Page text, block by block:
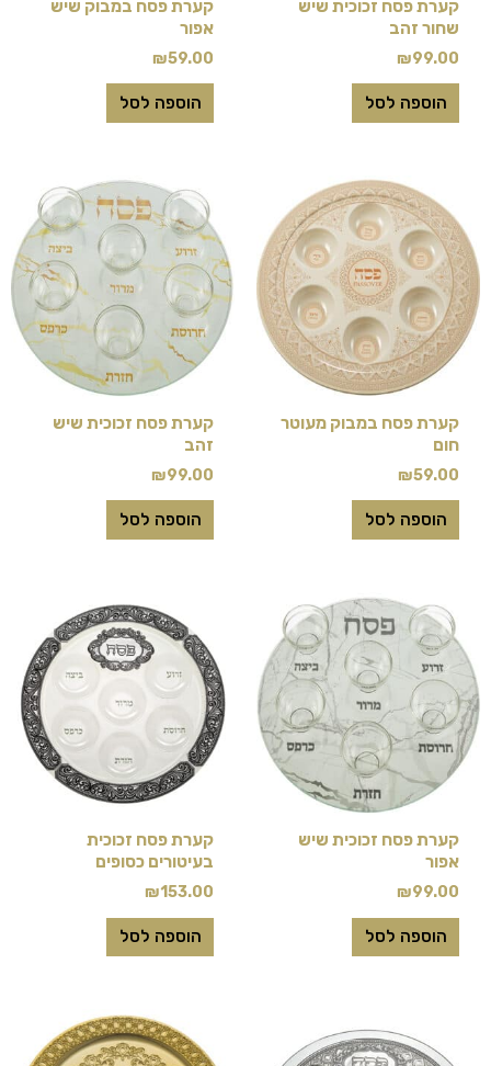
קערת פסח זכוכית שיש
שחור זהב
₪99.00
הוספה לסל
קערת פסח במבוק שיש
אפור
₪59.00
הוספה לסל
קערת פסח במבוק מעוטר
חום
₪59.00
הוספה לסל
קערת פסח זכוכית שיש
זהב
₪99.00
הוספה לסל
קערת פסח זכוכית שיש
אפור
₪99.00
הוספה לסל
קערת פסח זכוכית
בעיטורים כסופים
₪153.00
הוספה לסל